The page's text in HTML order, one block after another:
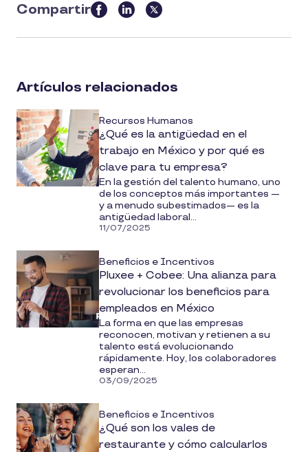
Compartir
this
article
media
Artículos relacionados
Recursos Humanos
¿Qué es la antigüedad en el
trabajo en México y por qué es
clave para tu empresa?
En la gestión del talento humano, uno
de los conceptos más importantes —
y a menudo subestimados— es la
antigüedad laboral...
11/07/2025
Beneficios e Incentivos
Pluxee + Cobee: Una alianza para
revolucionar los beneficios para
empleados en México
La forma en que las empresas
reconocen, motivan y retienen a su
talento está evolucionando
rápidamente. Hoy, los colaboradores
esperan...
03/09/2025
Beneficios e Incentivos
¿Qué son los vales de
restaurante y cómo calcularlos